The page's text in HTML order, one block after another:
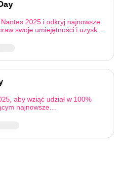
2025 i odkryj najnowsze
swoje umiejętności i uzyskaj
aby wziąć udział w 100%
najnowsze